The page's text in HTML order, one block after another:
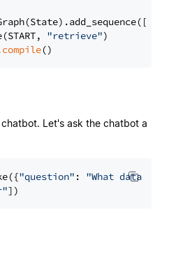
"retrieve")
compile
Let's ask the chatbot a
"question" : "What data